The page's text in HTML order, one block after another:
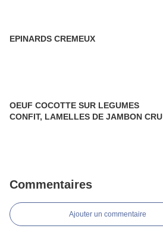
EPINARDS CREMEUX
OEUF COCOTTE SUR LEGUMES
CONFIT, LAMELLES DE JAMBON CRU
Commentaires
Ajouter un commentaire